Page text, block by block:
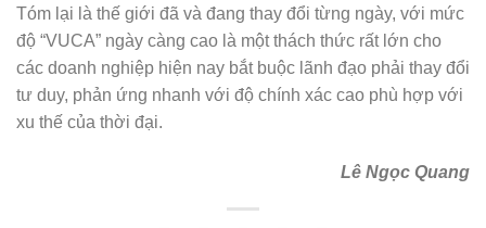
Tóm lại là thế giới đã và đang thay đổi từng ngày, với mức
độ “VUCA” ngày càng cao là một thách thức rất lớn cho
các doanh nghiệp hiện nay bắt buộc lãnh đạo phải thay đổi
tư duy, phản ứng nhanh với độ chính xác cao phù hợp với
xu thế của thời đại.
Lê Ngọc Quang